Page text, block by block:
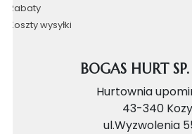
Rabaty
Koszty wysyłki
BOGAS HURT
Hurtownia
43-340 Kozy
ul.Wyzwolenia